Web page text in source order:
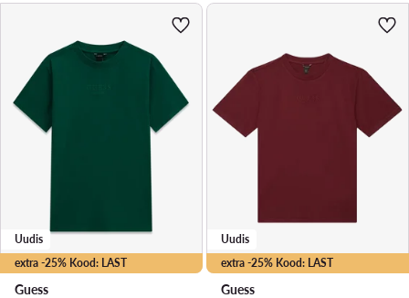
extra -25% Kood: LAST
Uudis
Guess
extra -25% Kood: LAST
Uudis
Guess